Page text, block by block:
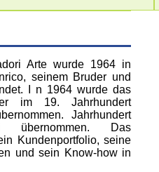
Arte wurde 1964 in
seinem Bruder und
I n 1964 wurde das
im 19. Jahrhundert
Jahrhundert
übernommen. Das
Kundenportfolio, seine
und sein Know-how in